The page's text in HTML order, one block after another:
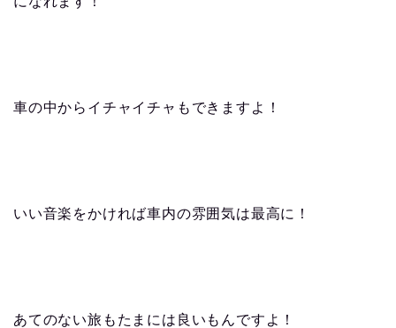
車の中からイチャイチャもできますよ！
いい音楽をかければ車内の雰囲気は最高に！
あてのない旅もたまには良いもんですよ！